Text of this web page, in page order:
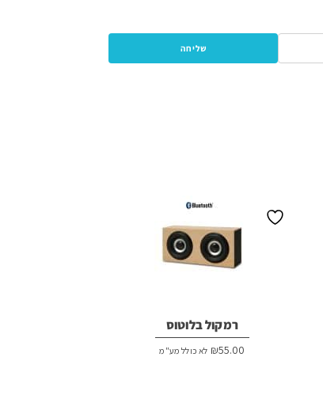
רמקול בלוטוס
₪55.00 לא כולל מע"מ